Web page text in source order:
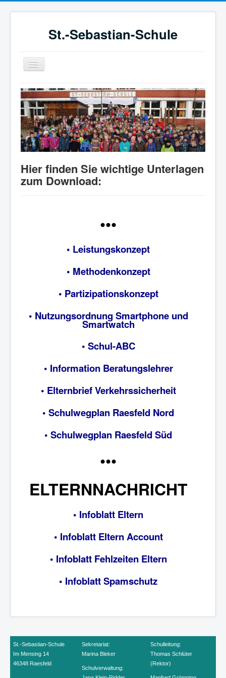
St.-Sebastian-Schule
Navigation
an/aus
STARTSEITE
SCHULE
SCHULLEBEN
BETREUUNG
KONZEPTE UND VEREINBARUNGEN
Hier finden Sie wichtige Unterlagen
zum Download:
•••
• Leistungskonzept
• Methodenkonzept
• Partizipationskonzept
• Nutzungsordnung Smartphone und
Smartwatch
• Schul-ABC
• Information Beratungslehrer
• Elternbrief Verkehrssicherheit
• Schulwegplan Raesfeld Nord
• Schulwegplan Raesfeld Süd
•••
ELTERNNACHRICHT
• Infoblatt Eltern
• Infoblatt Eltern Account
• Infoblatt Fehlzeiten Eltern
• Infoblatt Spamschutz
St.-Sebastian-Schule
Im Mensing 14
46348 Raesfeld
Sekretariat:
Marina Bleker
Schulverwaltung:
Schulleitung:
Thomas Schlüter
(Rektor)